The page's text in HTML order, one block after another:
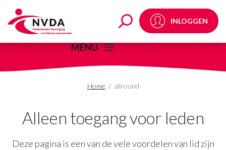
allround Archives -INLOGGEN
MENU
Home / allround
Alleen toegang voor leden
Deze pagina is een van de vele voordelen van lid zijn